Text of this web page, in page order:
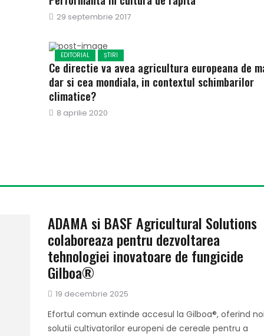
Publicat
29 septembrie 2017
EDITORIAL ȘTIRI
Ce directie va avea agricultura europeana de
dar si cea mondiala, in contextul schimbarilor
climatice?
Publicat
8 aprilie 2020
ADAMA si BASF Agricultural Solutions
colaboreaza pentru dezvoltarea
tehnologiei inovatoare de fungicide
Gilboa®
Publicat
19 decembrie 2025
Efortul comun extinde accesul la Gilboa®, oferind noi
solutii cultivatorilor europeni de cereale pentru a